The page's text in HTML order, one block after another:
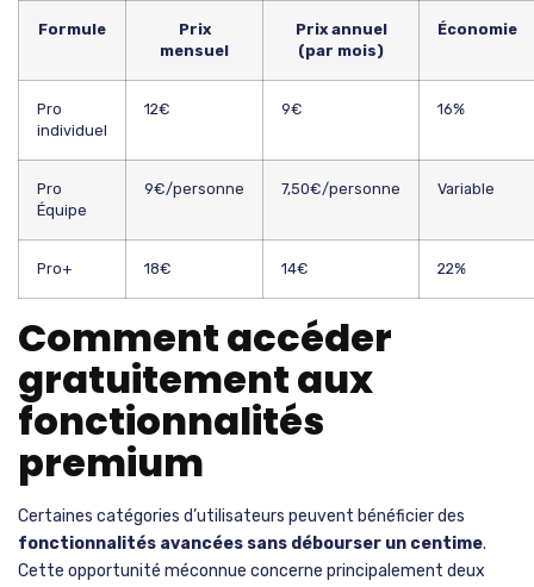
Formule
Prix
mensuel
Prix annuel
(par mois)
Économie
Pro
individuel
12€ 9€ 16%
Pro
Équipe
9€/personne 7,50€/personne Variable
Pro+ 18€ 14€ 22%
Comment accéder
gratuitement aux
fonctionnalités
premium
Certaines catégories d’utilisateurs peuvent bénéficier des
fonctionnalités avancées sans débourser un centime.
Cette opportunité méconnue concerne principalement deux